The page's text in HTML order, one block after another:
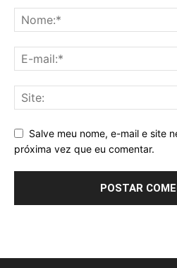
Salve meu nome, e-mail e site
próxima vez que eu comentar.